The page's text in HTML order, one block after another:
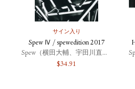
サイン入り
Spew Ⅳ / spewedition 2017
Spew（横田大輔、宇田川直寛、北川浩司）
$34.91